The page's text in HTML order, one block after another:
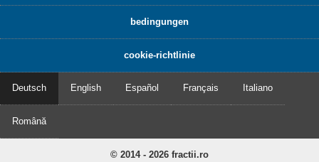
bedingungen
cookie-richtlinie
Deutsch English Español Français Italiano
Română
© 2014 - 2026 fractii.ro